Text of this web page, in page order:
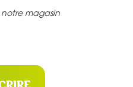
notre magasin